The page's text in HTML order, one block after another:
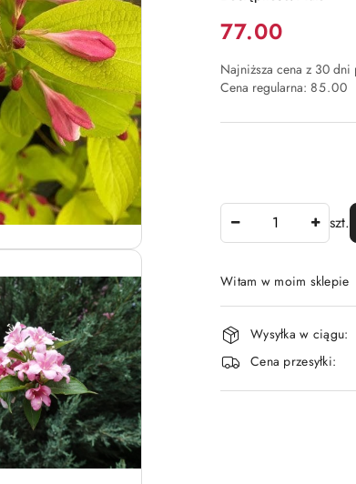
Cena:
77.00
Najniższa cena z 30
Cena regularna: 85.00
szt.
Witam w moim sklepie
Dostępność
i
dostawa
Wysyłka w ciągu:
Cena przesyłki: